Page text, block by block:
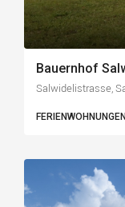
Bauernhof
Salwidelistrasse,